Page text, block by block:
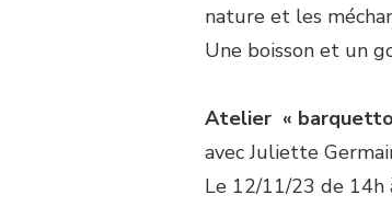
nature et les
Une boisson et un
Atelier «
avec Juliette
Le 12/11/23 de 14h